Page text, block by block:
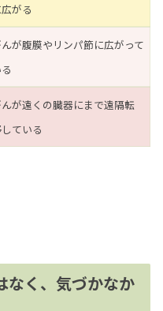
がる
が腹膜やリンパ節に広がって
が遠くの臓器にまで遠隔転
ている
なく、気づかなか